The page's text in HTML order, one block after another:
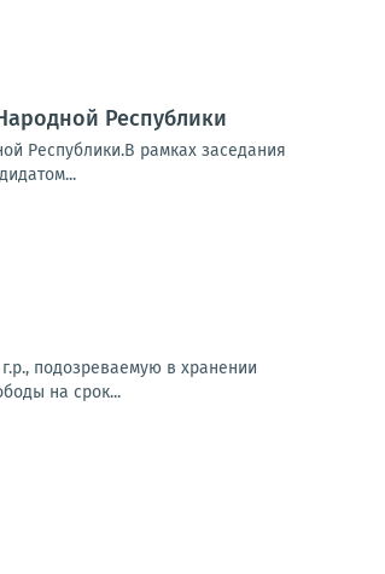
Республики
Республики.В рамках заседания
подозреваемую в хранении
на срок...